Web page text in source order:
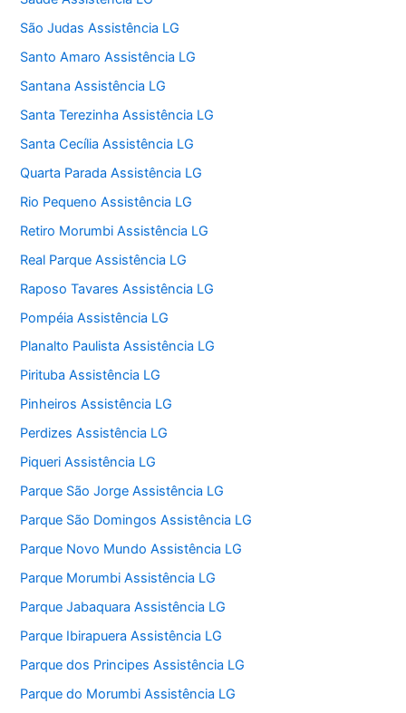
São Judas Assistência LG
Santo Amaro Assistência LG
Santana Assistência LG
Santa Terezinha Assistência LG
Santa Cecília Assistência LG
Quarta Parada Assistência LG
Rio Pequeno Assistência LG
Retiro Morumbi Assistência LG
Real Parque Assistência LG
Raposo Tavares Assistência LG
Pompéia Assistência LG
Planalto Paulista Assistência LG
Pirituba Assistência LG
Pinheiros Assistência LG
Perdizes Assistência LG
Piqueri Assistência LG
Parque São Jorge Assistência LG
Parque São Domingos Assistência LG
Parque Novo Mundo Assistência LG
Parque Morumbi Assistência LG
Parque Jabaquara Assistência LG
Parque Ibirapuera Assistência LG
Parque dos Principes Assistência LG
Parque do Morumbi Assistência LG